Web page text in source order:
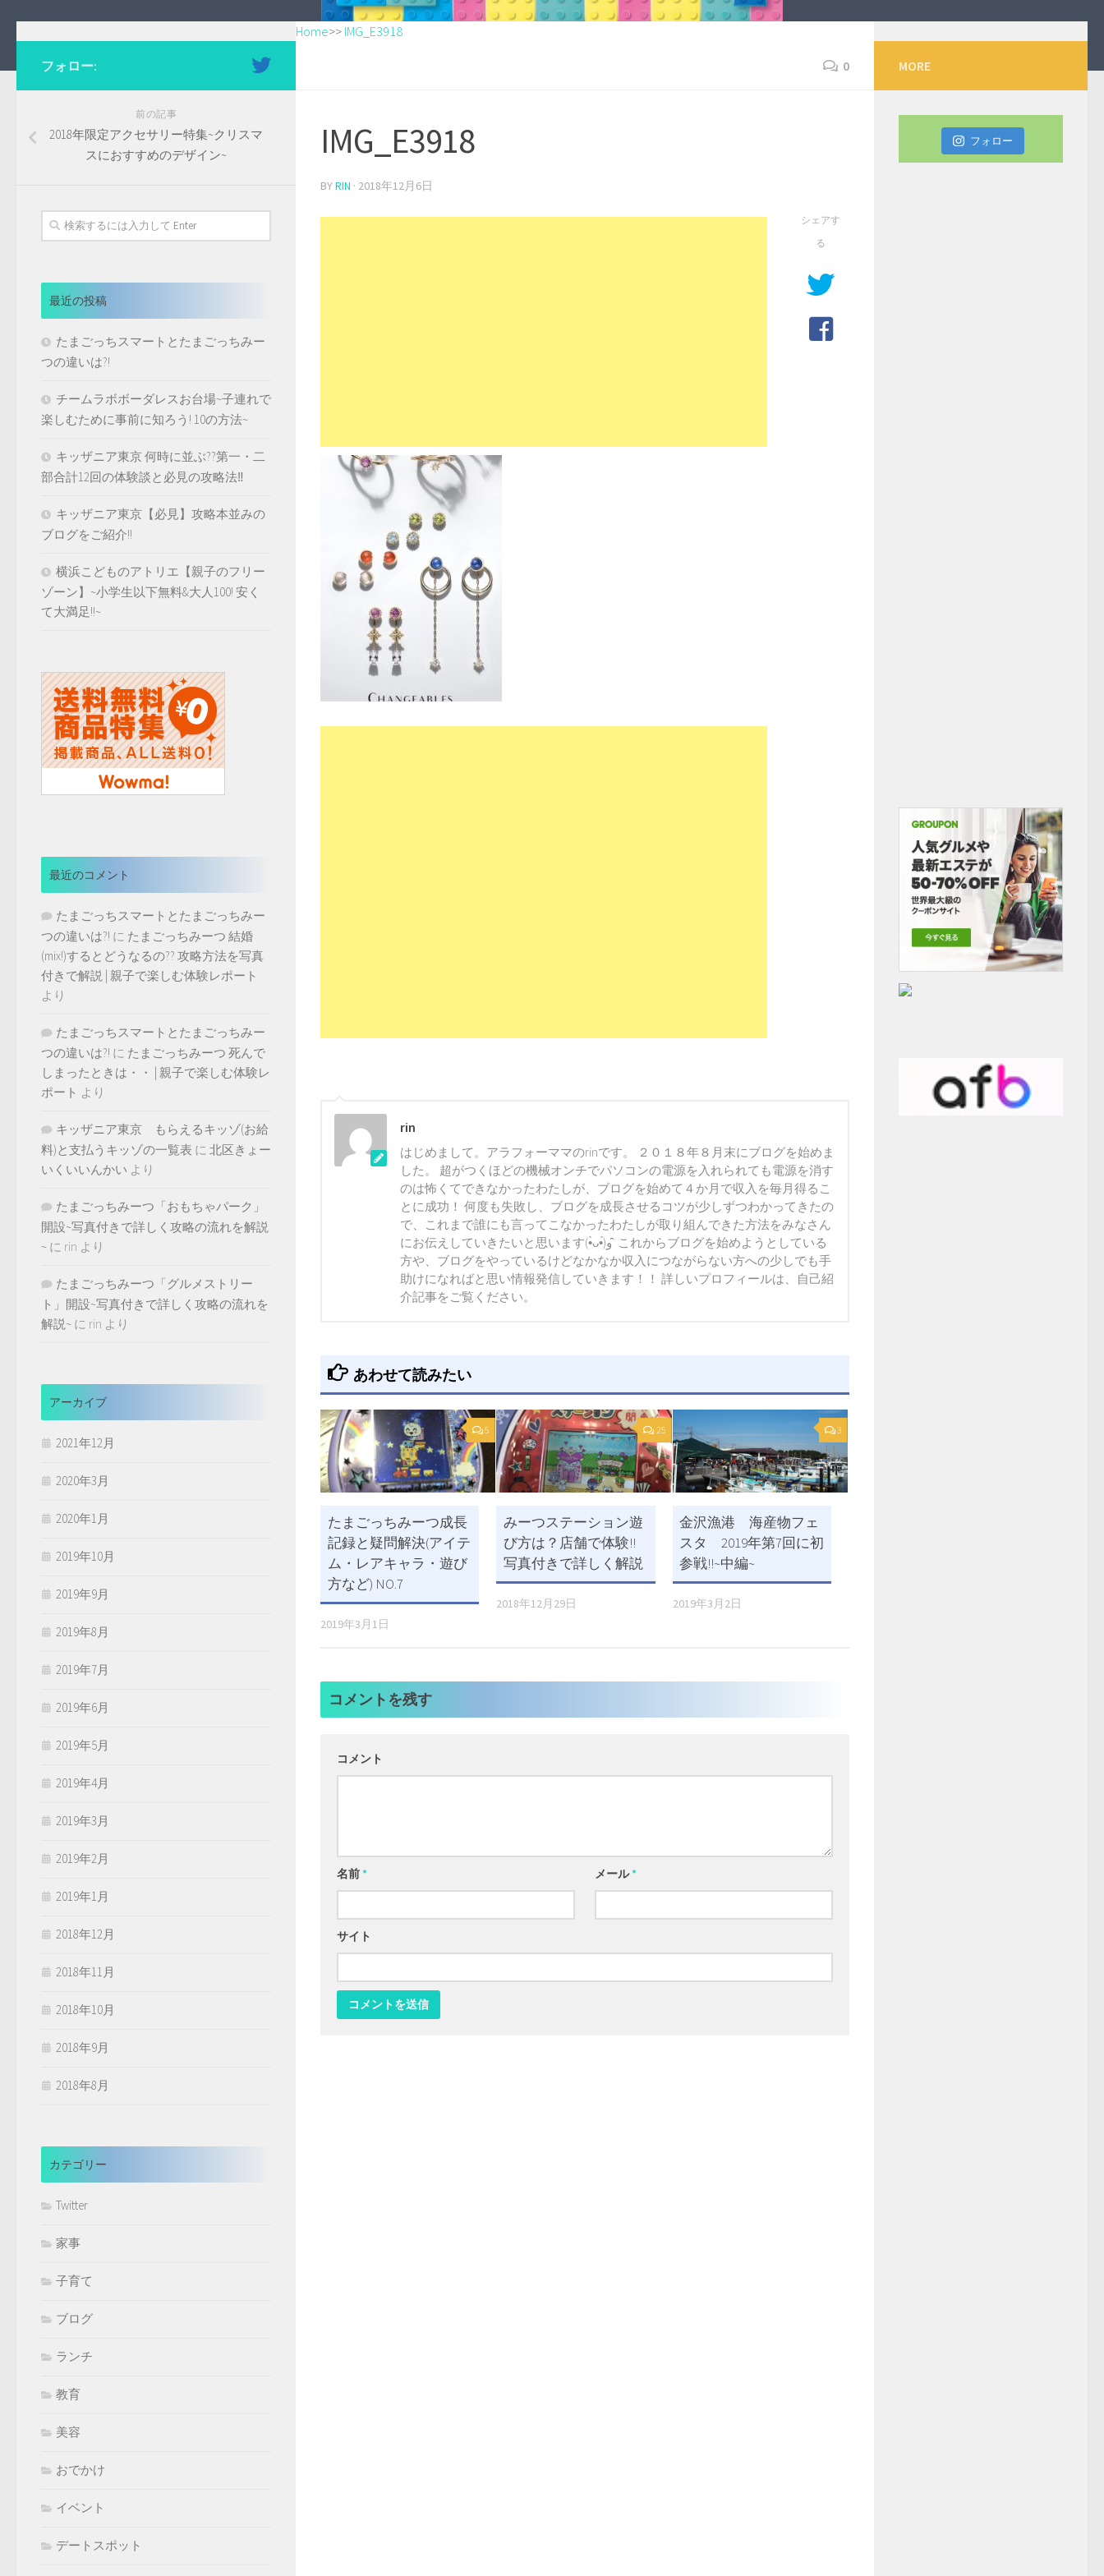
Home>> IMG_E3918
0
IMG_E3918
BYRIN · 2018年12月6日
シェアす
る
rin
はじめまして。アラフォーママのrinです。 ２０１８年８月末にブログを始めま
した。 超がつくほどの機械オンチでパソコンの電源を入れられても電源を消す
のは怖くてできなかったわたしが、ブログを始めて４か月で収入を毎月得るこ
とに成功！ 何度も失敗し、ブログを成長させるコツが少しずつわかってきたの
で、これまで誰にも言ってこなかったわたしが取り組んできた方法をみなさん
にお伝えしていきたいと思います(•̀ᴗ•́)و ̑̑ これからブログを始めようとしている
方や、ブログをやっているけどなかなか収入につながらない方への少しでも手
助けになればと思い情報発信していきます！！ 詳しいプロフィールは、自己紹
介記事をご覧ください。
あわせて読みたい
5
たまごっちみーつ成長
記録と疑問解決(アイテ
ム・レアキャラ・遊び
方など) NO.7
2019年3月1日
25
みーつステーション遊
び方は？店舗で体験!!
写真付きで詳しく解説
2018年12月29日
3
金沢漁港 海産物フェ
スタ 2019年第7回に初
参戦!!~中編~
2019年3月2日
コメントを残す
コメント
名前* メール*
サイト
フォロー:
前の記事
2018年限定アクセサリー特集~クリスマ
スにおすすめのデザイン~
最近の投稿
たまごっちスマートとたまごっちみー
つの違いは?!
チームラボボーダレスお台場~子連れで
楽しむために事前に知ろう! 10の方法~
キッザニア東京 何時に並ぶ??第一・二
部合計12回の体験談と必見の攻略法‼️
キッザニア東京【必見】攻略本並みの
ブログをご紹介!!
横浜こどものアトリエ【親子のフリー
ゾーン】~小学生以下無料&大人100! 安く
て大満足!!~
最近のコメント
たまごっちスマートとたまごっちみー
つの違いは?! に たまごっちみーつ 結婚
(mix!)するとどうなるの?? 攻略方法を写真
付きで解説 | 親子で楽しむ体験レポート
より
たまごっちスマートとたまごっちみー
つの違いは?! に たまごっちみーつ 死んで
しまったときは・・ | 親子で楽しむ体験レ
ポート より
キッザニア東京 もらえるキッゾ(お給
料)と支払うキッゾの一覧表 に 北区きょー
いくいいんかい より
たまごっちみーつ「おもちゃパーク」
開設~写真付きで詳しく攻略の流れを解説
~ に rin より
たまごっちみーつ「グルメストリー
ト」開設~写真付きで詳しく攻略の流れを
解説~ に rin より
アーカイブ
2021年12月
2020年3月
2020年1月
2019年10月
2019年9月
2019年8月
2019年7月
2019年6月
2019年5月
2019年4月
2019年3月
2019年2月
2019年1月
2018年12月
2018年11月
2018年10月
2018年9月
2018年8月
カテゴリー
Twitter
家事
子育て
ブログ
ランチ
教育
美容
おでかけ
イベント
デートスポット
MORE
フォロー